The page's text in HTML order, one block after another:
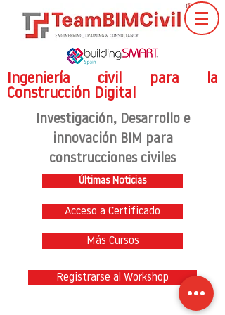
Ingeniería civil para la
Construcción Digital
Investigación, Desarrollo e
innovación BIM para
construcciones civiles
Últimas Noticias
Acceso a Certificado
Más Cursos
Registrarse al Workshop